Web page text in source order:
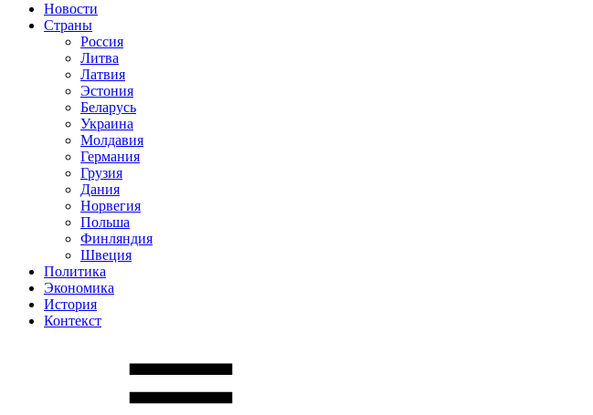
Новости
Страны
Россия
Литва
Латвия
Эстония
Беларусь
Украина
Молдавия
Германия
Грузия
Дания
Норвегия
Польша
Финляндия
Швеция
Политика
Экономика
История
Контекст